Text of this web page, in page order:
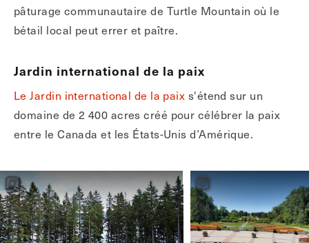
pâturage communautaire de Turtle Mountain où le
bétail local peut errer et paître.
Jardin international de la paix
Le Jardin international de la paix s'étend sur un
domaine de 2 400 acres créé pour célébrer la paix
entre le Canada et les États-Unis d’Amérique.